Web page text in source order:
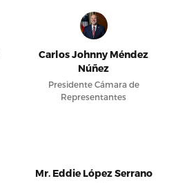
Carlos Johnny Méndez
Núñez
Presidente Cámara de
Representantes
Mr. Eddie López Serrano